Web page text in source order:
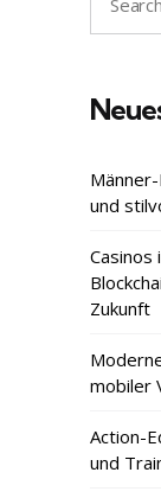
Search
for:
und
Casinos
Zukunft
mobiler
Action-
und